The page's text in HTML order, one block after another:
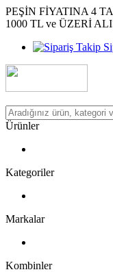
PEŞİN FİYATINA 4
1000 TL ve ÜZERİ
Ürünler
Kategoriler
Markalar
Kombinler